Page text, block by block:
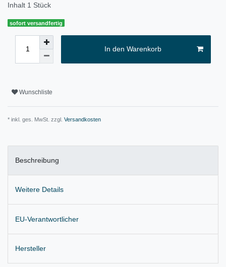
Inhalt 1 Stück
sofort versandfertig
In den Warenkorb
Wunschliste
* inkl. ges. MwSt. zzgl. Versandkosten
Beschreibung
Weitere Details
EU-Verantwortlicher
Hersteller